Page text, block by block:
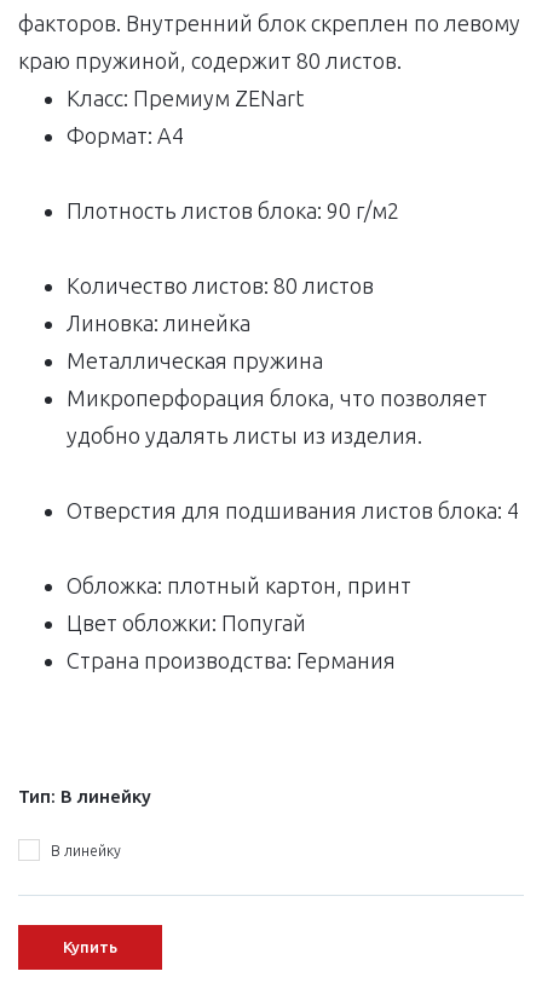
факторов. Внутренний блок скреплен по левому
краю пружиной, содержит 80 листов.
Класс: Премиум ZENart
Формат: A4
Плотность листов блока: 90 г/м2
Количество листов: 80 листов
Линовка: линейка
Металлическая пружина
Микроперфорация блока, что позволяет
удобно удалять листы из изделия.
Отверстия для подшивания листов блока: 4
Обложка: плотный картон, принт
Цвет обложки: Попугай
Страна производства: Германия
Тип: В линейку
В линейку
Купить